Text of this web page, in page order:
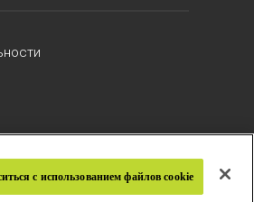
с использованием файлов cookie